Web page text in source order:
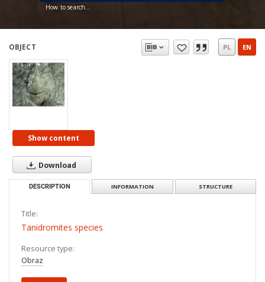
How to search...
OBJECT PL EN
Show content
Download
DESCRIPTION INFORMATION STRUCTURE
Title:
Tanidromites species
Resource type:
Obraz